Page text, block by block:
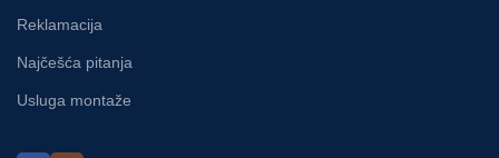
Reklamacija
Najčešća pitanja
Usluga montaže